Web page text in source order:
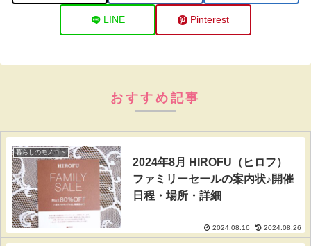
LINE Pinterest
おすすめ記事
暮らしのモノコト
2024年8月 HIROFU（ヒロフ）
ファミリーセールの案内状♪開催
日程・場所・詳細
2024.08.16 2024.08.26